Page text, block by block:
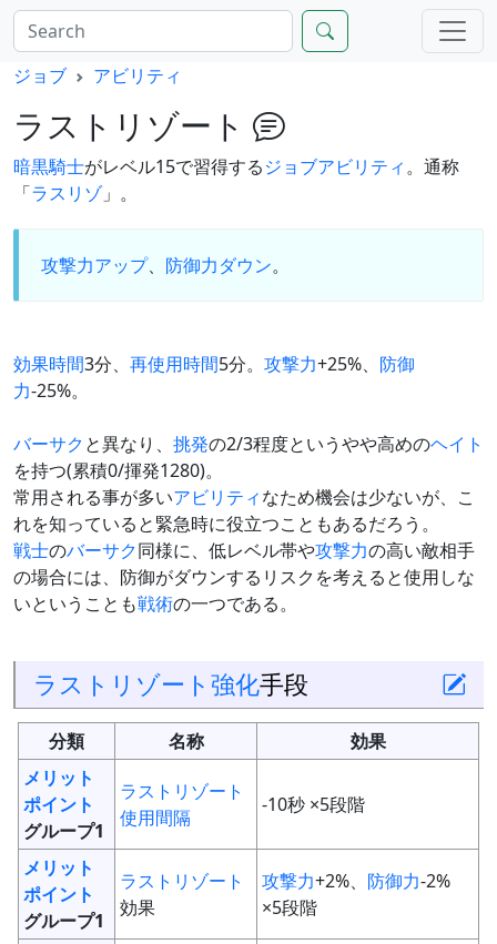
ジョブ アビリティ
ラストリゾート
暗黒騎士がレベル15で習得するジョブアビリティ。通称
「ラスリゾ」。
攻撃力アップ、 防御力ダウン。
効果時間3分、 再使用時間5分。 攻撃力+25%、 防御
力-25%。
バーサクと異なり、 挑発の2/3程度というやや高めのヘイト
を持つ(累積0/揮発1280)。
常用される事が多いアビリティなため機会は少ないが、こ
れを知っていると緊急時に役立つこともあるだろう。
戦士のバーサク同様に、低レベル帯や攻撃力の高い敵相手
の場合には、防御がダウンするリスクを考えると使用しな
いということも戦術の一つである。
ラストリゾート 強化手段
分類 名称
効果
メリット
ポイント
グループ1
ラストリゾート
使用間隔
-10秒 ×5段階
メリット
ポイント
グループ1
ラストリゾート
効果
攻撃力+2%、 防御力-2%
×5段階